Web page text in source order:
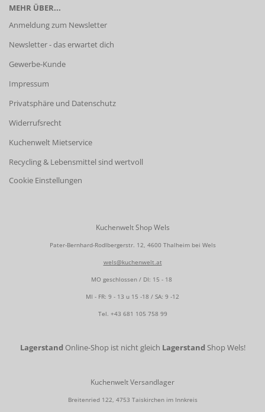
MEHR ÜBER...
Anmeldung zum Newsletter
Newsletter - das erwartet dich
Gewerbe-Kunde
Impressum
Privatsphäre und Datenschutz
Widerrufsrecht
Kuchenwelt Mietservice
Recycling & Lebensmittel sind wertvoll
Cookie Einstellungen
Kuchenwelt Shop Wels
Pater-Bernhard-Rodlbergerstr. 12, 4600 Thalheim bei Wels
wels@kuchenwelt.at
MO geschlossen / DI: 15 - 18
MI - FR: 9 - 13 u 15 -18 / SA: 9 -12
Tel. +43 681 105 758 99
Lagerstand Online-Shop ist nicht gleich Lagerstand Shop Wels!
Kuchenwelt Versandlager
Breitenried 122, 4753 Taiskirchen im Innkreis